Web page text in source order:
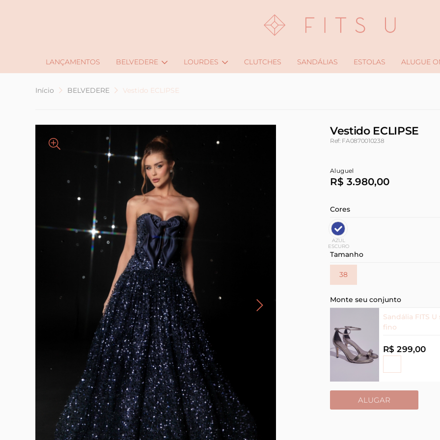
LANÇAMENTOS
BELVEDERE LOURDES CLUTCHES SANDÁLIAS ESTOLAS ALUGUE
Início BELVEDERE Vestido ECLIPSE
Vestido ECLIPSE
Ref: FA0870010238
Aluguel
R$ 3.980,00
Cores
AZUL
ESCURO
Tamanho
38
Monte seu conjunto
Sandália FITS U
fino
R$ 299,00
ALUGAR